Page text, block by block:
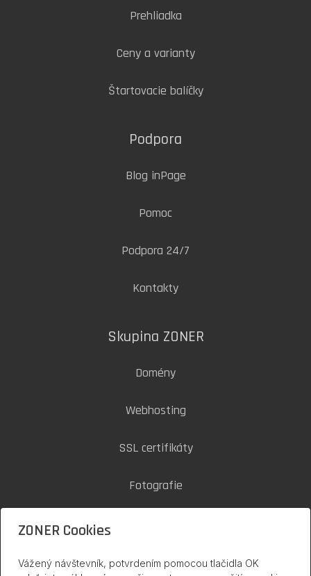
Prehliadka
Ceny a varianty
Štartovacie balíčky
Podpora
Blog inPage
Pomoc
Podpora 24/7
Kontakty
Skupina ZONER
Domény
Webhosting
SSL certifikáty
Fotografie
ZONER Cookies
Vážený návštevník, potvrdením pomocou tlačidla OK